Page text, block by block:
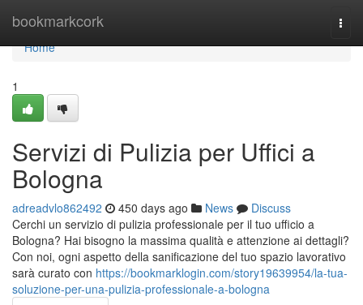
bookmarkcork
Home
Home
1
Servizi di Pulizia per Uffici a
Bologna
adreadvlo862492 450 days ago News
Discuss
Cerchi un servizio di pulizia professionale per il tuo ufficio a
Bologna? Hai bisogno la massima qualità e attenzione ai dettagli?
Con noi, ogni aspetto della sanificazione del tuo spazio lavorativo
sarà curato con https://bookmarklogin.com/story19639954/la-tua-
soluzione-per-una-pulizia-professionale-a-bologna